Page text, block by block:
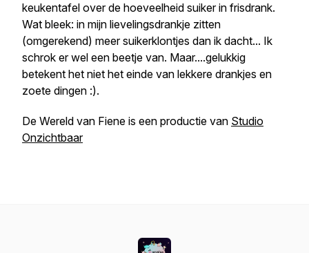
keukentafel over de hoeveelheid suiker in frisdrank.
Wat bleek: in mijn lievelingsdrankje zitten
(omgerekend) meer suikerklontjes dan ik dacht... Ik
schrok er wel een beetje van. Maar....gelukkig
betekent het niet het einde van lekkere drankjes en
zoete dingen :).
De Wereld van Fiene is een productie van Studio
Onzichtbaar